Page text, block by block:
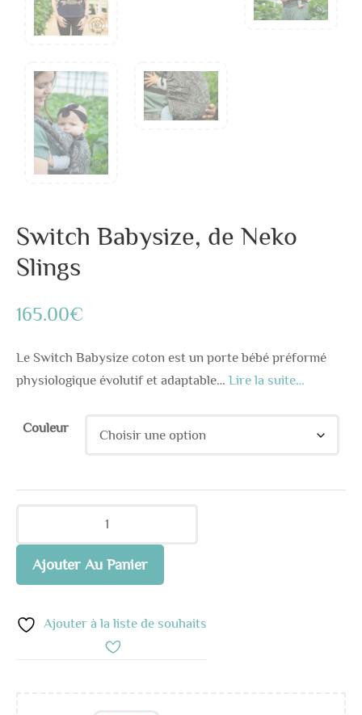
Switch Babysize, de Neko
Slings
165.00€
Le Switch Babysize coton est un porte bébé préformé
physiologique évolutif et adaptable… Lire la suite…
Couleur
Ajouter Au Panier
Ajouter à la liste de souhaits